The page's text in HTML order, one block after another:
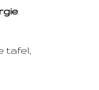
.
tafel,